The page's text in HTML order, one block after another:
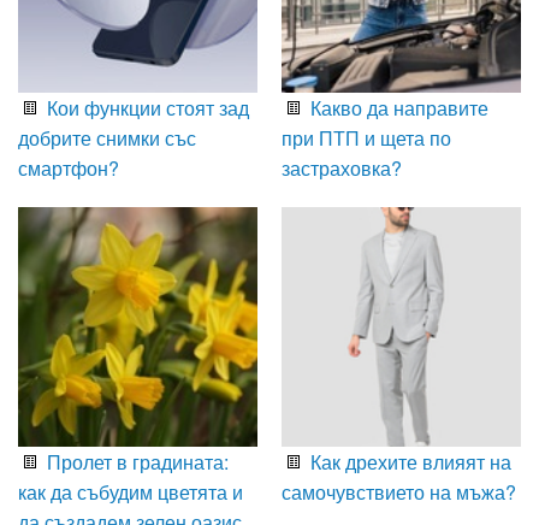
Кои функции стоят зад
добрите снимки със
смартфон?
Какво да направите
при ПТП и щета по
застраховка?
Пролет в градината:
как да събудим цветята и
Как дрехите влияят на
самочувствието на мъжа?